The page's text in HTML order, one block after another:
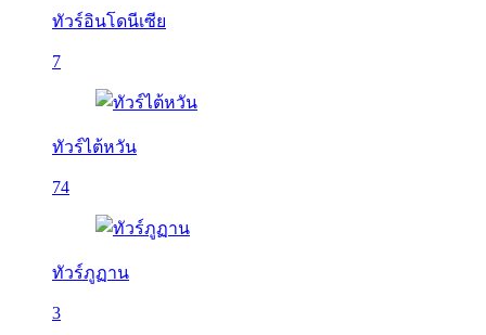
ทัวร์อินโดนีเซีย
7
ทัวร์ไต้หวัน
74
ทัวร์ภูฏาน
3